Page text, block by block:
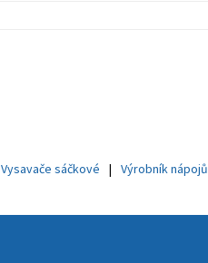
Vysavače sáčkové Výrobník nápojů